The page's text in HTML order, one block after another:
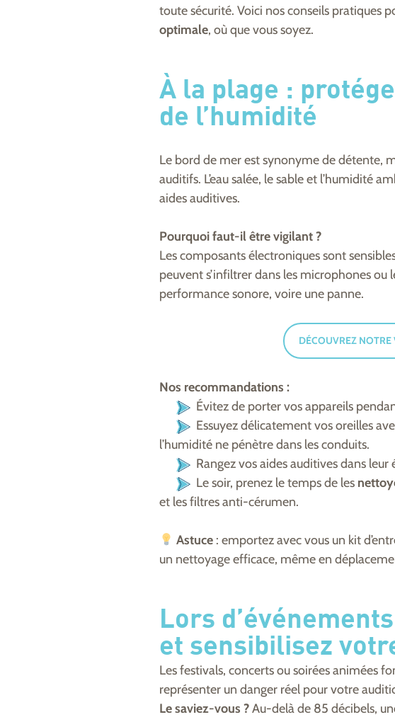
toute sécurité. Voici nos conseils pratiques
optimale, où que vous soyez.
À la plage :
de l’humidité
Le bord de mer est synonyme de détente,
auditifs. L’eau salée, le sable et l’humidité
aides auditives.
Pourquoi faut-il être vigilant ?
Les composants électroniques sont
peuvent s’infiltrer dans les microphones
performance sonore, voire une panne.
DÉCOUVREZ NOTRE
Nos recommandations :
Évitez de porter vos appareils
Essuyez délicatement vos oreilles
l’humidité ne pénètre dans les conduits.
Rangez vos aides auditives dans leur
Le soir, prenez le temps de les
et les filtres anti-cérumen.
Astuce : emportez avec vous un kit
un nettoyage efficace, même en
Lors
et sensibilisez
Les festivals, concerts ou soirées animées
représenter un danger réel pour votre
Le saviez-vous ?Au-delà de 85 décibels,